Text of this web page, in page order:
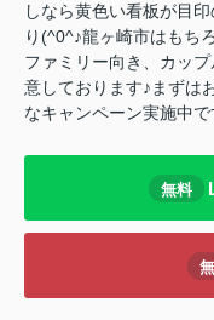
しなら黄色い看板が目
り(^0^♪龍ヶ崎市はもち
ファミリー向き、カッ
意しております♪まずは
なキャンペーン実施中
無料